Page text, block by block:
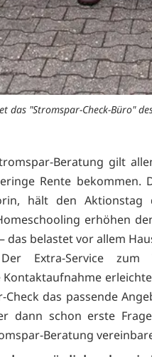
das "Stromspar-Check-Büro"
Beratung gilt
Rente bekommen.
hält den
erhöhen
das belastet vor allem
Extra-Service zum
Check das passende
dann schon erste
Beratung